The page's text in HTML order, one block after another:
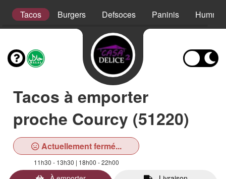
Tacos Burgers Defsoces Paninis
Tacos à emporter
proche Courcy (51220)
Actuellement fermé...
11h30 - 13h30 | 18h00 - 22h00